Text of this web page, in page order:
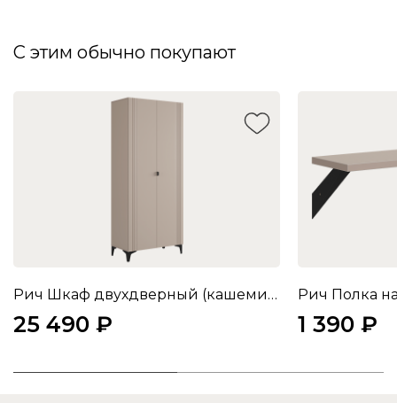
С этим обычно покупают
Рич Шкаф двухдверный (кашемир/фрапучино матовый/черный)
25 490 ₽ 1 390 ₽